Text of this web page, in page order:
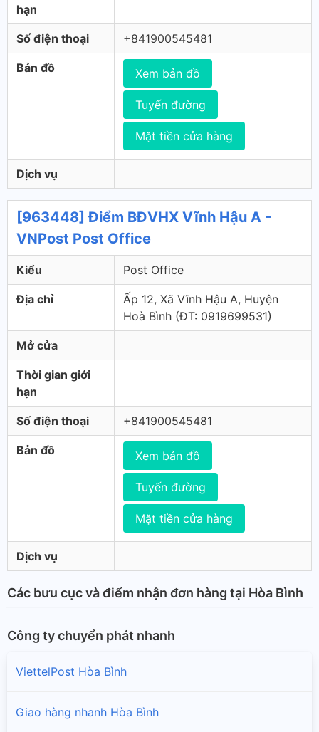
hạn
Số điện thoại +841900545481
Bản đồ Xem bản đồ
Tuyến đường
Mặt tiền cửa hàng
Dịch vụ
[963448] Điểm BĐVHX Vĩnh Hậu A -
VNPost Post Office
Kiểu Post Office
Địa chỉ
Ấp 12, Xã Vĩnh Hậu A, Huyện
Hoà Bình (ÐT: 0919699531)
Mở cửa
Thời gian giới
hạn
Số điện thoại +841900545481
Bản đồ Xem bản đồ
Tuyến đường
Mặt tiền cửa hàng
Dịch vụ
Các bưu cục và điểm nhận đơn hàng tại Hòa Bình
Công ty chuyển phát nhanh
ViettelPost Hòa Bình
Giao hàng nhanh Hòa Bình